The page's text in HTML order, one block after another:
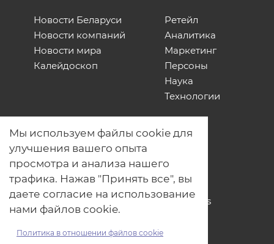
Новости Беларуси
Новости компаний
Новости мира
Калейдоскоп
Ретейл
Аналитика
Маркетинг
Персоны
Наука
Технологии
О нас
Наши проекты
Связь с нами
Общая политика обработки
персональных данных
Политика обработки файлов Cookies
Политика обработки персональных
Мы используем файлы cookie для
улучшения вашего опыта
просмотра и анализа нашего
трафика. Нажав "Принять все", вы
даете согласие на использование
нами файлов cookie.
Политика в отношении файлов cookie